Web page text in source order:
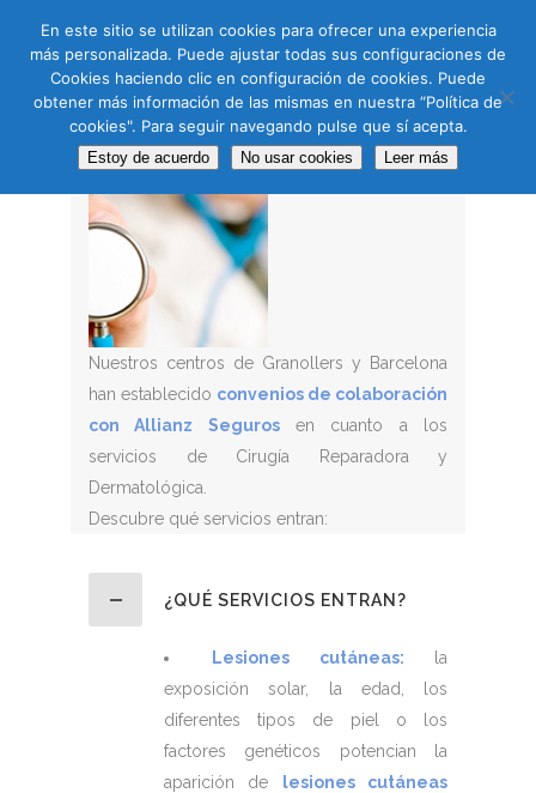
CAT ENG
Nuestros centros de Granollers y Barcelona
han establecido convenios de colaboración
con Allianz Segurosen cuanto a los
servicios de Cirugía Reparadora y
Dermatológica.
Descubre qué servicios entran:
¿QUÉ SERVICIOS ENTRAN?
Lesiones cutáneas: la
exposición solar, la edad, los
diferentes tipos de piel o los
factores genéticos potencian la
aparición de
lesiones cutáneas
En este sitio se utilizan cookies para ofrecer una experiencia
más personalizada. Puede ajustar todas sus configuraciones de
Cookies haciendo clic en configuración de cookies. Puede
obtener más información de las mismas en nuestra “Política de
cookies". Para seguir navegando pulse que sí acepta.
Estoy de acuerdo No usar cookies Leer más